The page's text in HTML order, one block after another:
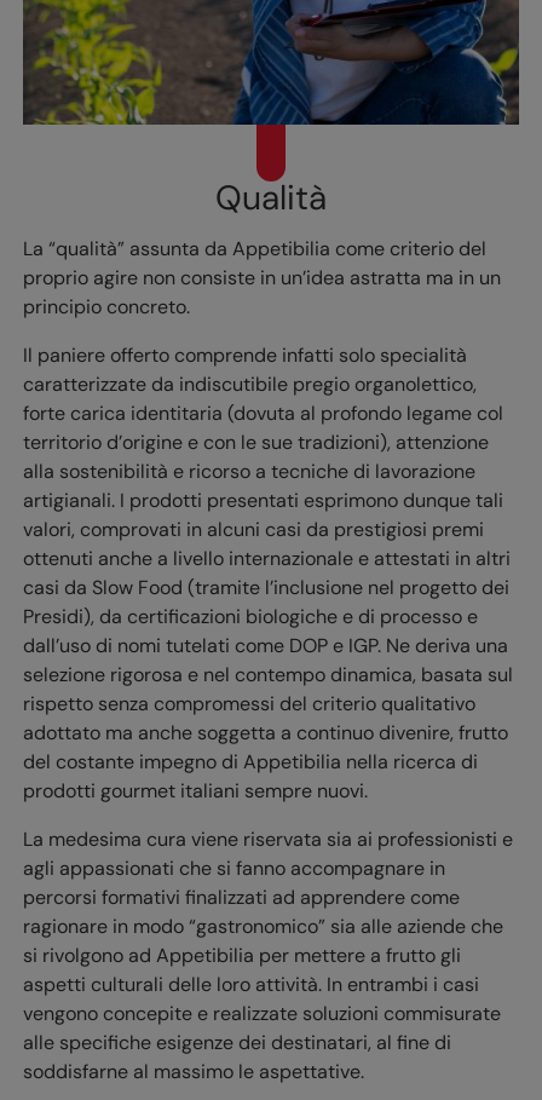
Qualità
La “qualità” assunta da Appetibilia come criterio del
proprio agire non consiste in un’idea astratta ma in un
principio concreto.
Il paniere offerto comprende infatti solo specialità
caratterizzate da indiscutibile pregio organolettico,
forte carica identitaria (dovuta al profondo legame col
territorio d’origine e con le sue tradizioni), attenzione
alla sostenibilità e ricorso a tecniche di lavorazione
artigianali. I prodotti presentati esprimono dunque tali
valori, comprovati in alcuni casi da prestigiosi premi
ottenuti anche a livello internazionale e attestati in altri
casi da Slow Food (tramite l’inclusione nel progetto dei
Presidi), da certificazioni biologiche e di processo e
dall’uso di nomi tutelati come DOP e IGP. Ne deriva una
selezione rigorosa e nel contempo dinamica, basata sul
rispetto senza compromessi del criterio qualitativo
adottato ma anche soggetta a continuo divenire, frutto
del costante impegno di Appetibilia nella ricerca di
prodotti gourmet italiani sempre nuovi.
La medesima cura viene riservata sia ai professionisti e
agli appassionati che si fanno accompagnare in
percorsi formativi finalizzati ad apprendere come
ragionare in modo “gastronomico” sia alle aziende che
si rivolgono ad Appetibilia per mettere a frutto gli
aspetti culturali delle loro attività. In entrambi i casi
vengono concepite e realizzate soluzioni commisurate
alle specifiche esigenze dei destinatari, al fine di
soddisfarne al massimo le aspettative.